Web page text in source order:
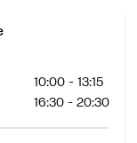
10:00 - 13:15
16:30 - 20:30